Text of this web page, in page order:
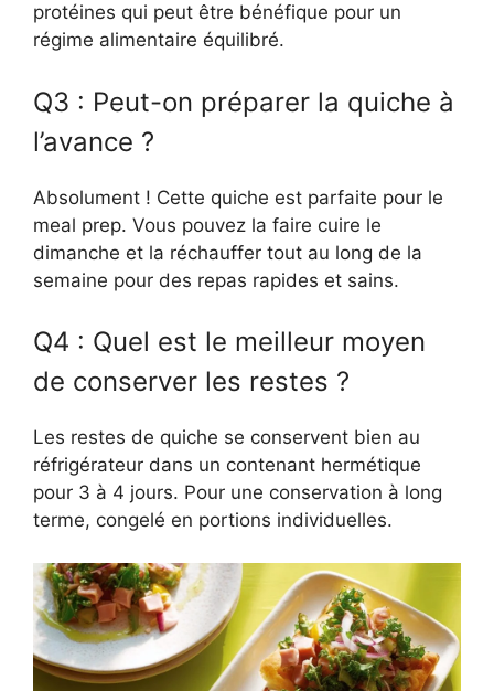
protéines qui peut être bénéfique pour un
régime alimentaire équilibré.
Q3 : Peut-on préparer la quiche à
l’avance ?
Absolument ! Cette quiche est parfaite pour le
meal prep. Vous pouvez la faire cuire le
dimanche et la réchauffer tout au long de la
semaine pour des repas rapides et sains.
Q4 : Quel est le meilleur moyen
de conserver les restes ?
Les restes de quiche se conservent bien au
réfrigérateur dans un contenant hermétique
pour 3 à 4 jours. Pour une conservation à long
terme, congelé en portions individuelles.